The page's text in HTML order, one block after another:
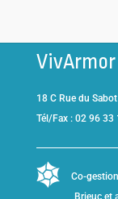
18 C Rue du
Tél/Fax : 02 96 33
Co-